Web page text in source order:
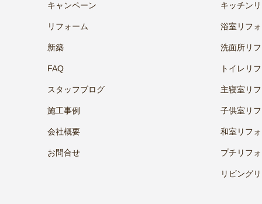
キャンペーン
リフォーム
新築
FAQ
スタッフブログ
施工事例
会社概要
お問合せ
キッチン
浴室リフ
洗面所リ
トイレリ
主寝室リ
子供室リ
和室リフ
プチリフ
リビング